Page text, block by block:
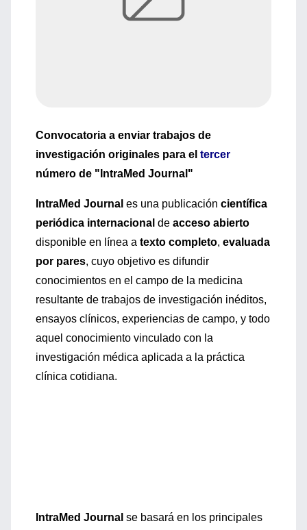
Convocatoria a enviar trabajos de
investigación originales para el tercer
número de "IntraMed Journal"
IntraMed Journal es una publicación científica
periódica internacional de acceso abierto
disponible en línea a texto completo, evaluada
por pares, cuyo objetivo es difundir
conocimientos en el campo de la medicina
resultante de trabajos de investigación inéditos,
ensayos clínicos, experiencias de campo, y todo
aquel conocimiento vinculado con la
investigación médica aplicada a la práctica
clínica cotidiana.
IntraMed Journal se basará en los principales